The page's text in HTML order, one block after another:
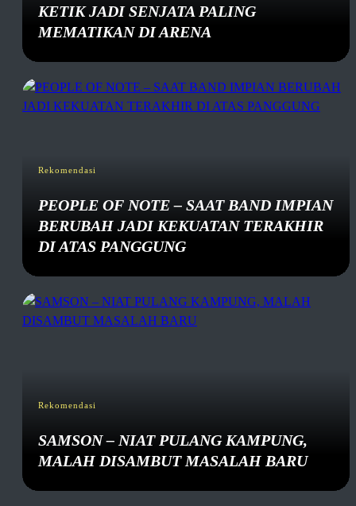
KETIK JADI SENJATA PALING
MEMATIKAN DI ARENA
Rekomendasi
PEOPLE OF NOTE – SAAT BAND IMPIAN
BERUBAH JADI KEKUATAN TERAKHIR
DI ATAS PANGGUNG
Rekomendasi
SAMSON – NIAT PULANG KAMPUNG,
MALAH DISAMBUT MASALAH BARU